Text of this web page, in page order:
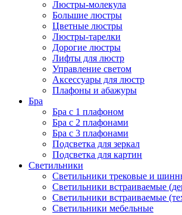
Люстры-молекула
Большие люстры
Цветные люстры
Люстры-тарелки
Дорогие люстры
Лифты для люстр
Управление светом
Аксессуары для люстр
Плафоны и абажуры
Бра
Бра с 1 плафоном
Бра с 2 плафонами
Бра с 3 плафонами
Подсветка для зеркал
Подсветка для картин
Светильники
Светильники трековые и
Светильники встраиваемые
Светильники встраиваемые
Светильники мебельные